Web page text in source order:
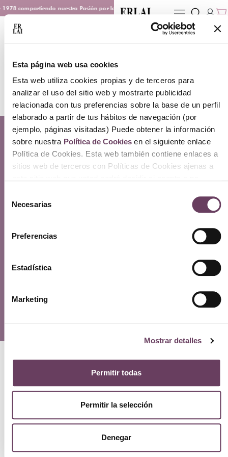
Esta página web usa cookies
Esta web utiliza cookies propias y de terceros para
analizar el uso del sitio web y mostrarte publicidad
relacionada con tus preferencias sobre la base de un perfil
elaborado a partir de tus hábitos de navegación (por
ejemplo, páginas visitadas) Puede obtener la información
sobre nuestra Política de Cookiesen el siguiente enlace
Política de Cookies. Esta web también contiene enlaces a
sitios web de terceros con Políticas de Cookies ajenas a
Necesarias
Preferencias
Estadística
Marketing
Mostrar detalles
Permitir todas
Permitir la selección
Denegar
1978 compartiendo nuestra Pasión por los Perfumes Entrega en 48/72 h
Contacto
Atención Telefónica: 944 435 713
Whatsapp: 699 173 188
E-mail:perfumeriaerlai@erlai.es
Sobre Erlai
Ayuda
Política de cookies
© Copyright 2026 – Erlai Perfumería.